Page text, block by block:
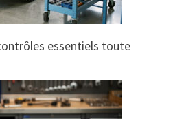
essentiels toute